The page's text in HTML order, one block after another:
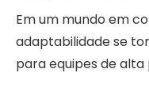
Em um mundo em
adaptabilidade se
para equipes de